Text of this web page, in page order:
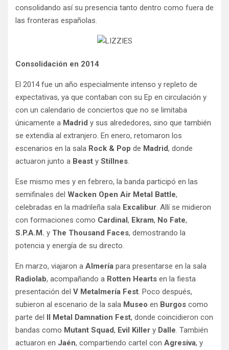
consolidando así su presencia tanto dentro como fuera de
las fronteras españolas.
Consolidación en 2014
El 2014 fue un año especialmente intenso y repleto de
expectativas, ya que contaban con su Ep en circulación y
con un calendario de conciertos que no se limitaba
únicamente a Madrid y sus alrededores, sino que también
se extendía al extranjero. En enero, retomaron los
escenarios en la sala Rock & Pop de Madrid, donde
actuaron junto a Beast y Stillnes.
Ese mismo mes y en febrero, la banda participó en las
semifinales del Wacken Open Air Metal Battle,
celebradas en la madrileña sala Excalibur. Allí se midieron
con formaciones como Cardinal, Ekram, No Fate,
S.P.A.M. y The Thousand Faces, demostrando la
potencia y energía de su directo.
En marzo, viajaron a Almería para presentarse en la sala
Radiolab, acompañando a Rotten Hearts en la fiesta
presentación del V Metalmería Fest. Poco después,
subieron al escenario de la sala Museo en Burgos como
parte del II Metal Damnation Fest, donde coincidieron con
bandas como Mutant Squad, Evil Killer y Dalle. También
actuaron en Jaén, compartiendo cartel con Agresiva, y